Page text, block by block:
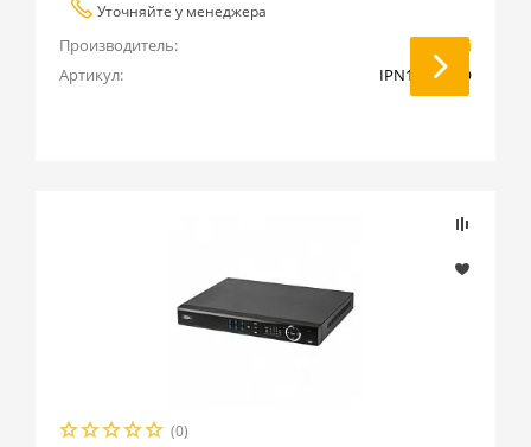
Уточняйте у менеджера
Производитель:
RVi
Артикул:
IPN16/8-PRO
(0)